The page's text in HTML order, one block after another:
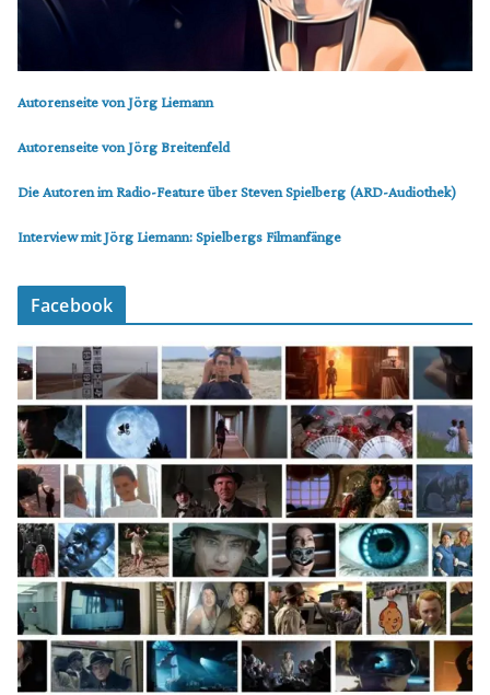
Autorenseite von Jörg Liemann
Autorenseite von Jörg Breitenfeld
Die Autoren im Radio-Feature über Steven Spielberg (ARD-Audiothek)
Interview mit Jörg Liemann: Spielbergs Filmanfänge
Facebook